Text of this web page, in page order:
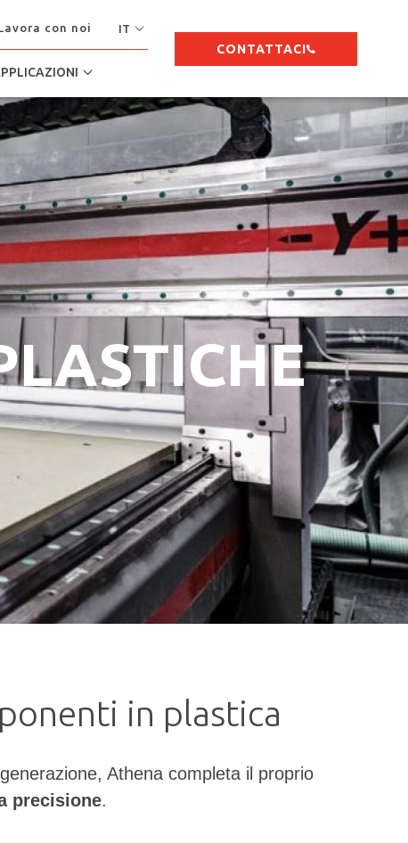
con noi IT
CONTATTACI
in plastica
Athena completa il proprio
precisione.